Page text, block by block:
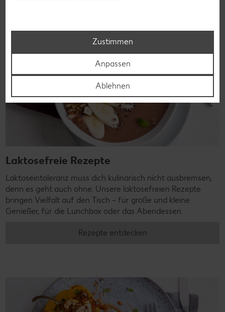
Laktosefreie Rezepte
Laktoseintoleranz muss dich kulinarisch nicht ausbremsen,
denn es geht auch ohne. Unsere laktosefreien Rezepte
bringen Vielfalt auf den Tisch – für große und kleine
Genießer, für die Lunchbox oder das Abendessen.
Rezepte entdecken
Zustimmen
Anpassen
Ablehnen